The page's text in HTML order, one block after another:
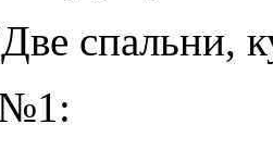
спальни,
№1: